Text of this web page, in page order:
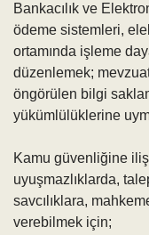
Bankacılık ve
ödeme sistemleri,
ortamında işleme
düzenlemek;
öngörülen bilgi
yükümlülüklerine
Kamu güvenliğine
uyuşmazlıklarda,
savcılıklara,
verebilmek için;